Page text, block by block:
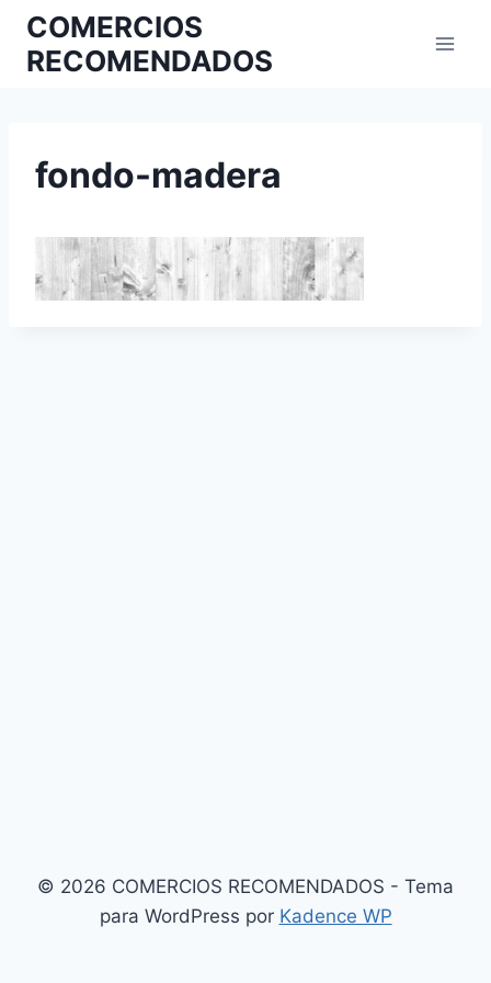
COMERCIOS
RECOMENDADOS
fondo-madera
© 2026 COMERCIOS RECOMENDADOS - Tema
para WordPress por Kadence WP